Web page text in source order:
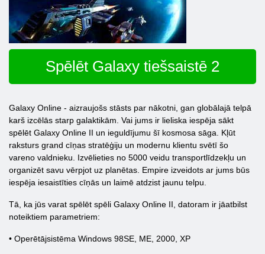
Spēlēt Galaxy tiešsaistē 2
Galaxy Online - aizraujošs stāsts par nākotni, gan globālajā telpā
karš izcēlās starp galaktikām. Vai jums ir lieliska iespēja sākt
spēlēt Galaxy Online ΙΙ un ieguldījumu šī kosmosa sāga. Kļūt
raksturs grand cīņas stratēģiju un modernu klientu svētī šo
vareno valdnieku. Izvēlieties no 5000 veidu transportlīdzekļu un
organizēt savu vērpjot uz planētas. Empire izveidots ar jums būs
iespēja iesaistīties cīņās un laimē atdzist jaunu telpu.
Tā, ka jūs varat spēlēt spēli Galaxy Online ΙΙ, datoram ir jāatbilst
noteiktiem parametriem:
• Operētājsistēma Windows 98SE, ME, 2000, XP